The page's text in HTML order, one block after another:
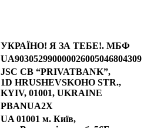
УКРАЇНО! Я ЗА ТЕБЕ!. МБФ
UA903052990000026005046804309
JSC CB “PRIVATBANK”,
1D HRUSHEVSKOHO STR.,
KYIV, 01001, UKRAINE
PBANUA2X
UA 01001 м. Київ,